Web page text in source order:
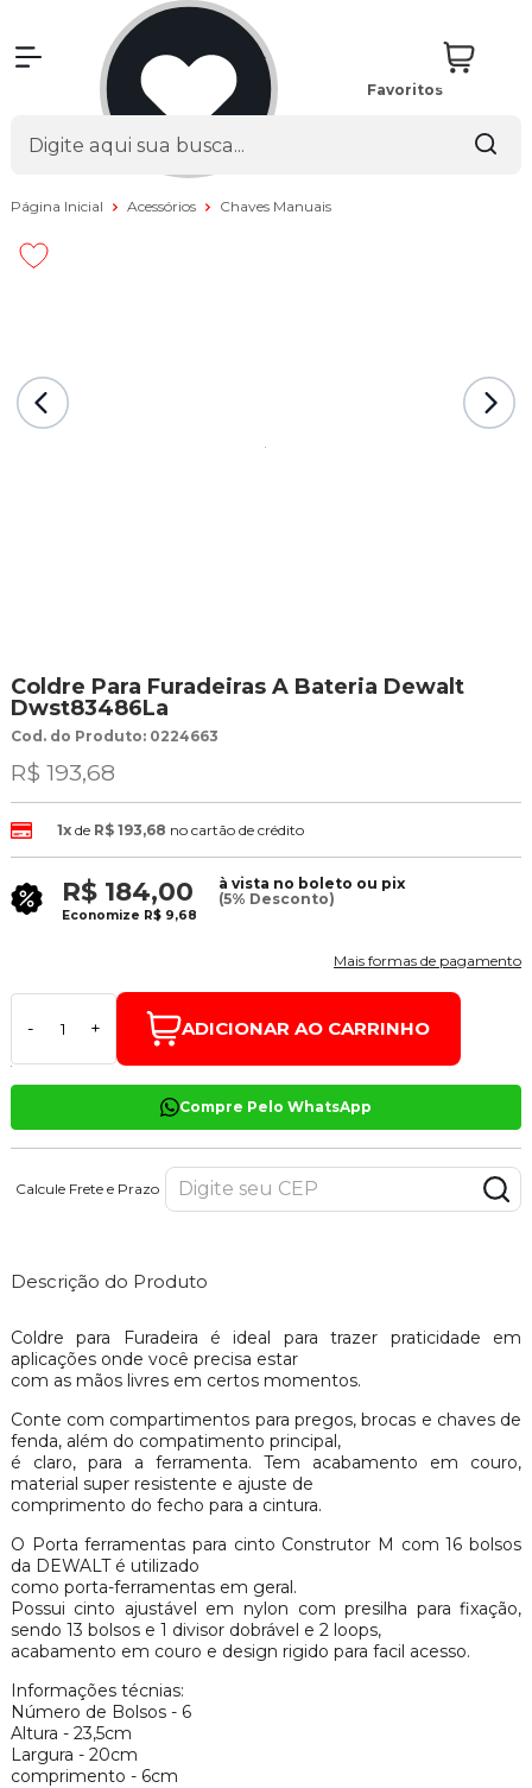
Favoritos
Página Inicial Acessórios Chaves Manuais
Coldre Para Furadeiras A Bateria Dewalt
Dwst83486La
Cod. do Produto: 0224663
R$ 193,68
1xde R$ 193,68 no cartão de crédito
R$ 184,00
à vista no boleto ou pix
(5% Desconto)
Economize R$ 9,68
Mais formas de pagamento
- + ADICIONAR AO CARRINHO
Compre Pelo WhatsApp
Calcule Frete e Prazo
Descrição do Produto
Coldre para Furadeira é ideal para trazer praticidade em
aplicações onde você precisa estar
com as mãos livres em certos momentos.
Conte com compartimentos para pregos, brocas e chaves de
fenda, além do compatimento principal,
é claro, para a ferramenta. Tem acabamento em couro,
material super resistente e ajuste de
comprimento do fecho para a cintura.
O Porta ferramentas para cinto Construtor M com 16 bolsos
da DEWALT é utilizado
como porta-ferramentas em geral.
Possui cinto ajustável em nylon com presilha para fixação,
sendo 13 bolsos e 1 divisor dobrável e 2 loops,
acabamento em couro e design rigido para facil acesso.
Informações técnias:
Número de Bolsos - 6
Altura - 23,5cm
Largura - 20cm
comprimento - 6cm